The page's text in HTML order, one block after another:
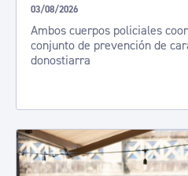
03/08/2026
Ambos cuerpos policiales
conjunto de prevención de
donostiarra